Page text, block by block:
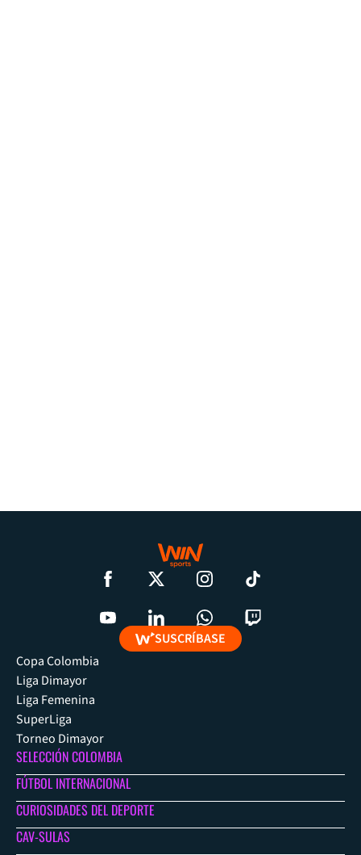
SUSCRÍBASE
Copa Colombia
Liga Dimayor
Liga Femenina
SuperLiga
Torneo Dimayor
SELECCIÓN COLOMBIA
FÚTBOL INTERNACIONAL
CURIOSIDADES DEL DEPORTE
CAV-SULAS